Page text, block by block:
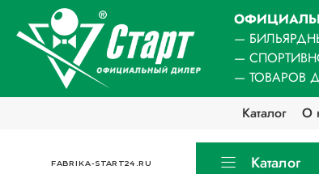
—
—
— ТОВАРОВ
Каталог
О
FABRIKA-START24.RU Каталог